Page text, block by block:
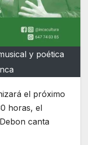
y poética
el próximo
horas, el
canta